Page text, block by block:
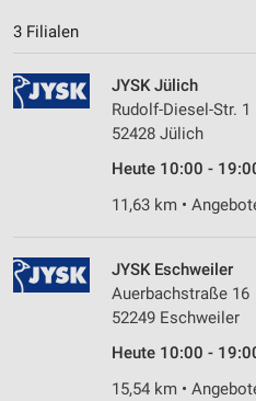
3 Filialen
JYSK Jülich
Rudolf-Diesel-Str. 1
52428 Jülich
Heute 10:00 -
11,63 km •
JYSK Eschweiler
Auerbachstraße 16
52249 Eschweiler
Heute 10:00 -
15,54 km •